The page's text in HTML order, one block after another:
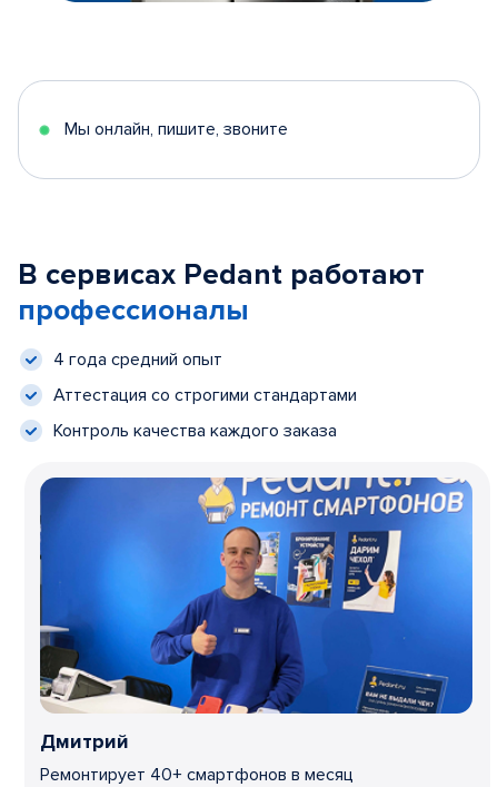
Мы онлайн, пишите, звоните
В сервисах Pedant работают
профессионалы
4 года средний опыт
Аттестация со строгими стандартами
Контроль качества каждого заказа
Дмитрий
Ремонтирует 40+ смартфонов в месяц